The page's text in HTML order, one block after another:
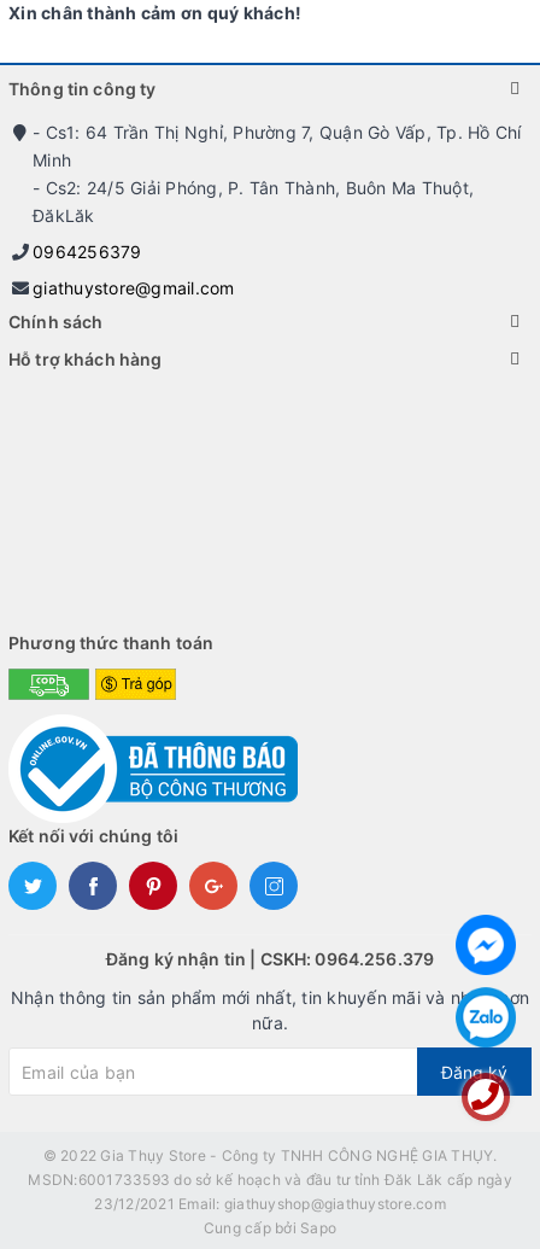
Xin chân thành cảm ơn quý khách!
Thông tin công ty
- Cs1: 64 Trần Thị Nghỉ, Phường 7, Quận Gò Vấp, Tp. Hồ Chí
Minh
- Cs2: 24/5 Giải Phóng, P. Tân Thành, Buôn Ma Thuột,
ĐăkLăk
0964256379
giathuystore@gmail.com
Chính sách
Hỗ trợ khách hàng
Phương thức thanh toán
Kết nối với chúng tôi
Đăng ký nhận tin | CSKH: 0964.256.379
Nhận thông tin sản phẩm mới nhất, tin khuyến mãi và nhiều hơn
nữa.
Đăng ký
© 2022 Gia Thụy Store - Công ty TNHH CÔNG NGHỆ GIA THỤY.
MSDN:6001733593 do sở kế hoạch và đầu tư tỉnh Đăk Lăk cấp ngày
23/12/2021 Email: giathuyshop@giathuystore.com
Cung cấp bởi Sapo